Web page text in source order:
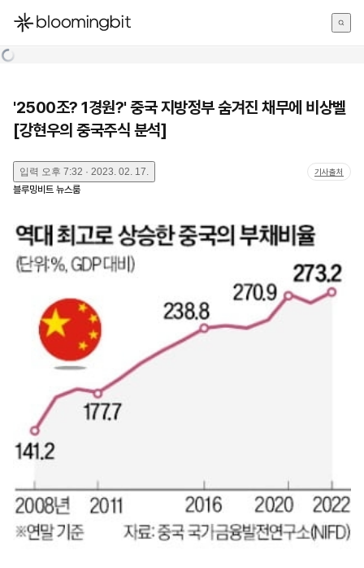
한국어
'2500조? 1경원?' 중국 지방정부 숨겨진 채무에 비상벨
[강현우의 중국주식 분석]
입력 오후 7:32 · 2023. 02. 17. 기사출처
블루밍비트 뉴스룸